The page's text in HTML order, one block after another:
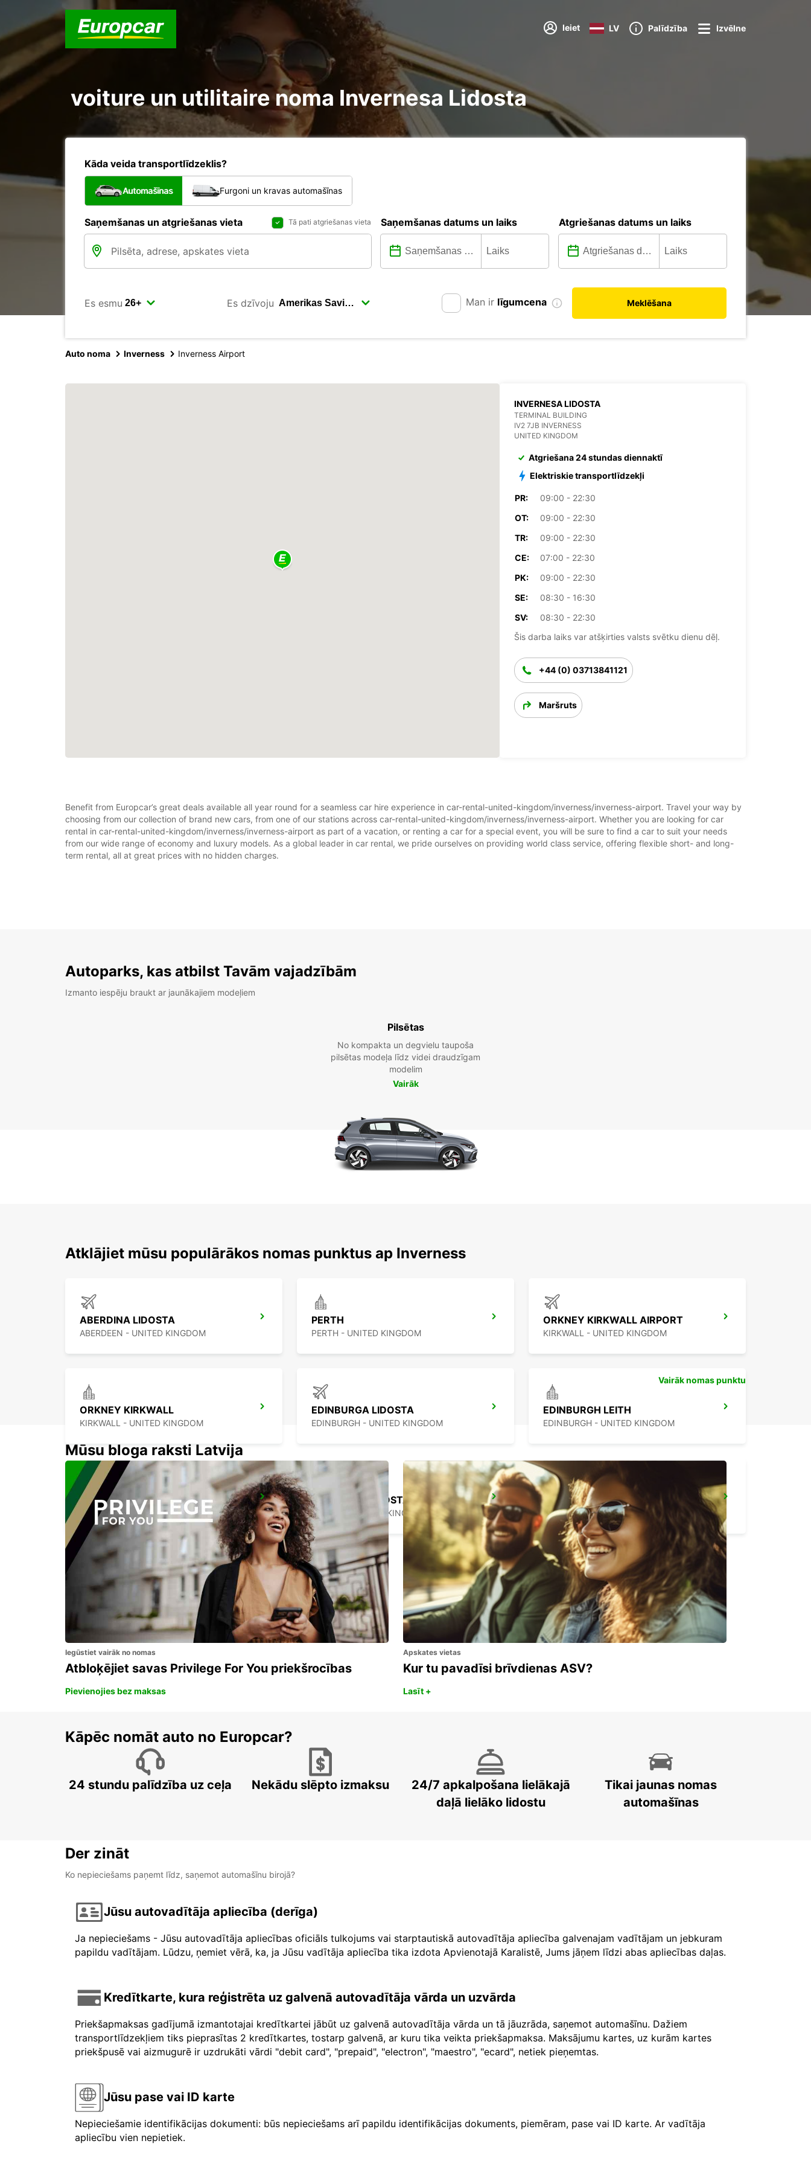
Ieiet LV Palīdzība Izvēlne
voiture un utilitaire noma Invernesa Lidosta
Kāda veida transportlīdzeklis?
Automašīnas Furgoni un kravas automašīnas
Saņemšanas un atgriešanas vieta Tā pati atgriešanas vieta Saņemšanas datums un laiks Atgriešanas datums un laiks
Es esmu Es dzīvoju Man ir līgumcena Meklēšana
Auto noma Inverness Inverness Airport
INVERNESA LIDOSTA
TERMINAL BUILDING
IV2 7JB INVERNESS
UNITED KINGDOM
Atgriešana 24 stundas diennaktī
Elektriskie transportlīdzekļi
PR:
09:00 - 22:30
OT:
09:00 - 22:30
TR:
09:00 - 22:30
CE:
07:00 - 22:30
PK:
09:00 - 22:30
SE:
08:30 - 16:30
SV:
08:30 - 22:30
Šis darba laiks var atšķirties valsts svētku dienu dēļ.
+44 (0) 03713841121
Maršruts
Benefit from Europcar’s great deals available all year round for a seamless car hire experience in car-rental-united-kingdom/inverness/inverness-airport. Travel your way by
choosing from our collection of brand new cars, from one of our stations across car-rental-united-kingdom/inverness/inverness-airport. Whether you are looking for car
rental in car-rental-united-kingdom/inverness/inverness-airport as part of a vacation, or renting a car for a special event, you will be sure to find a car to suit your needs
from our wide range of economy and luxury models. As a global leader in car rental, we pride ourselves on providing world class service, offering flexible short- and long-
term rental, all at great prices with no hidden charges.
Autoparks, kas atbilst Tavām vajadzībām
Izmanto iespēju braukt ar jaunākajiem modeļiem
Pilsētas
No kompakta un degvielu taupoša
pilsētas modeļa līdz videi draudzīgam
modelim
Vairāk
Atklājiet mūsu populārākos nomas punktus ap Inverness
ABERDINA LIDOSTA
ABERDEEN - UNITED KINGDOM
PERTH
PERTH - UNITED KINGDOM
ORKNEY KIRKWALL AIRPORT
KIRKWALL - UNITED KINGDOM
ORKNEY KIRKWALL
KIRKWALL - UNITED KINGDOM
EDINBURGA LIDOSTA
EDINBURGH - UNITED KINGDOM
EDINBURGH LEITH
EDINBURGH - UNITED KINGDOM
EDINBURGH ST JAMES WAVERLEY MAIN STATION
EDINBURGH - UNITED KINGDOM
GLAZGOVA LIDOSTA
PAISLEY - UNITED KINGDOM
GLASGOW LANCEFIELD QUAY
GLASGOW - UNITED KINGDOM
Vairāk nomas punktu
Mūsu bloga raksti Latvija
Iegūstiet vairāk no nomas
Atbloķējiet savas Privilege For You priekšrocības
Pievienojies bez maksas
Apskates vietas
Kur tu pavadīsi brīvdienas ASV?
Lasīt +
Kāpēc nomāt auto no Europcar?
24 stundu palīdzība uz ceļa Nekādu slēpto izmaksu
24/7 apkalpošana lielākajā
daļā lielāko lidostu
Tikai jaunas nomas
automašīnas
Der zināt
Ko nepieciešams paņemt līdz, saņemot automašīnu birojā?
Jūsu autovadītāja apliecība (derīga)
Ja nepieciešams - Jūsu autovadītāja apliecības oficiāls tulkojums vai starptautiskā autovadītāja apliecība galvenajam vadītājam un jebkuram
papildu vadītājam. Lūdzu, ņemiet vērā, ka, ja Jūsu vadītāja apliecība tika izdota Apvienotajā Karalistē, Jums jāņem līdzi abas apliecības daļas.
Kredītkarte, kura reģistrēta uz galvenā autovadītāja vārda un uzvārda
Priekšapmaksas gadījumā izmantotajai kredītkartei jābūt uz galvenā autovadītāja vārda un tā jāuzrāda, saņemot automašīnu. Dažiem
transportlīdzekļiem tiks pieprasītas 2 kredītkartes, tostarp galvenā, ar kuru tika veikta priekšapmaksa. Maksājumu kartes, uz kurām kartes
priekšpusē vai aizmugurē ir uzdrukāti vārdi "debit card", "prepaid", "electron", "maestro", "ecard", netiek pieņemtas.
Jūsu pase vai ID karte
Nepieciešamie identifikācijas dokumenti: būs nepieciešams arī papildu identifikācijas dokuments, piemēram, pase vai ID karte. Ar vadītāja
apliecību vien nepietiek.